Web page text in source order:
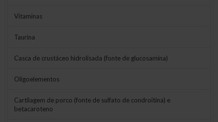
Vitaminas
Taurina
Casca de crustáceo hidrolisada (fonte de glucosamina)
Oligoelementos
Cartilagem de porco (fonte de sulfato de condroitina) e
betacaroteno